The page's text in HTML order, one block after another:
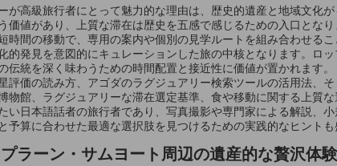
が高級旅行者にとって魅力的な理由は、歴史的遺産と地域文化
価値があり、上質な滞在は歴史を五感で感じるための入口とな
時間の移動で、専用の案内や個別の見学ルートを組み合わせる
的発見を意図的にキュレーションした旅の中核となります。ロ
伝統を深く味わうための時間配置と接近性に価値が置かれます
評価の読み方、アゴダのラグジュアリー検索ツールの活用法、
物館、ラグジュアリーな滞在選定基準、食や移動に関する上質
い日本語話者の旅行者であり、写真撮影や専門家による解説、
予算に合わせた最適な選択肢を見つけるための実践的なヒントも
ラーン・サムヨート周辺の遺産的な贅沢体験